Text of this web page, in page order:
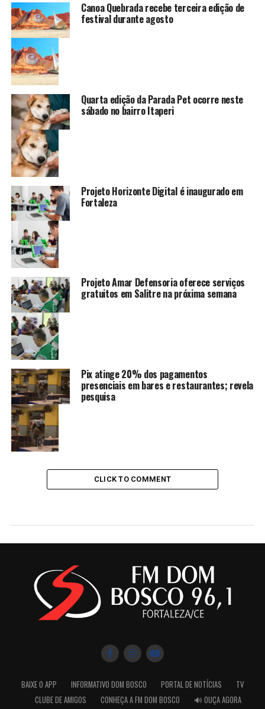
Canoa Quebrada recebe terceira edição de
festival durante agosto
Quarta edição da Parada Pet ocorre neste
sábado no bairro Itaperi
Projeto Horizonte Digital é inaugurado em
Fortaleza
Projeto Amar Defensoria oferece serviços
gratuitos em Salitre na próxima semana
Pix atinge 20% dos pagamentos
presenciais em bares e restaurantes; revela
pesquisa
CLICK TO COMMENT
BAIXE O APP INFORMATIVO DOM BOSCO PORTAL DE NOTÍCIAS
TV
CLUBE DE AMIGOS
CONHEÇA A FM DOM BOSCO 🔊 OUÇA AGORA